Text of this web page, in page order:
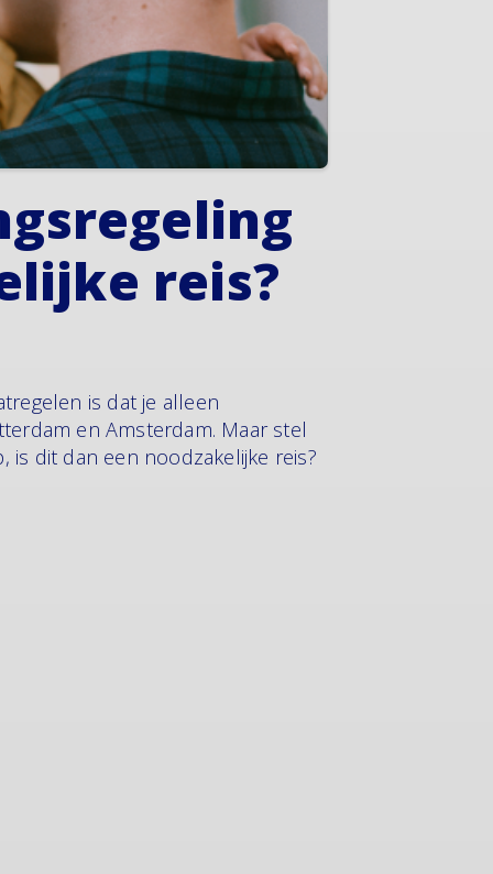
reis?
is dat je alleen
en Amsterdam. Maar stel
dit dan een noodzakelijke reis?